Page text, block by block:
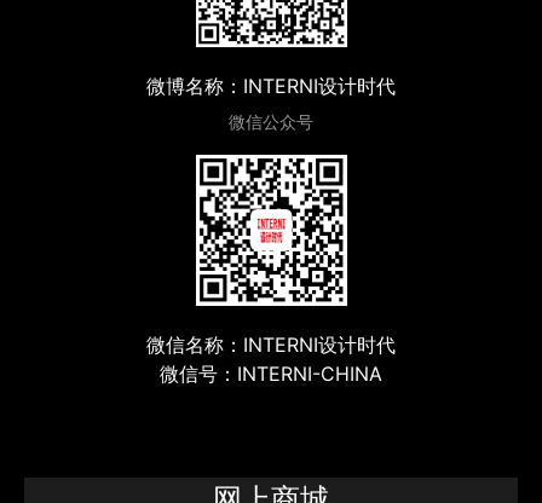
微博名称：INTERNI设计时代
微信公众号
微信名称：INTERNI设计时代
微信号：INTERNI-CHINA